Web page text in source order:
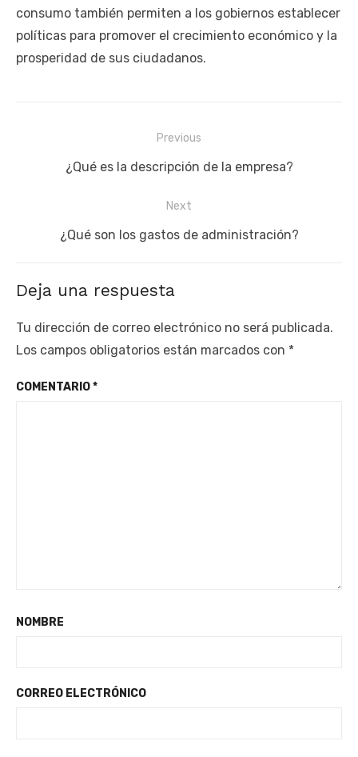
consumo también permiten a los gobiernos establecer
políticas para promover el crecimiento económico y la
prosperidad de sus ciudadanos.
Previous
Previous
¿Qué es la descripción de la empresa?
Next
Next
¿Qué son los gastos de administración?
Deja una respuesta
Tu dirección de correo electrónico no será publicada.
Los campos obligatorios están marcados con *
COMENTARIO*
NOMBRE
CORREO ELECTRÓNICO